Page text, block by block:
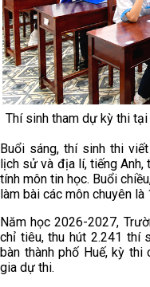
Thí sinh tham dự kỳ thi
Buổi sáng, thí sinh thi
lịch sử và địa lí, tiếng Anh,
tính môn tin học. Buổi
làm bài các môn chuyên là
Năm học 2026-2027,
chỉ tiêu, thu hút 2.241 thí
bàn thành phố Huế, kỳ
gia dự thi.